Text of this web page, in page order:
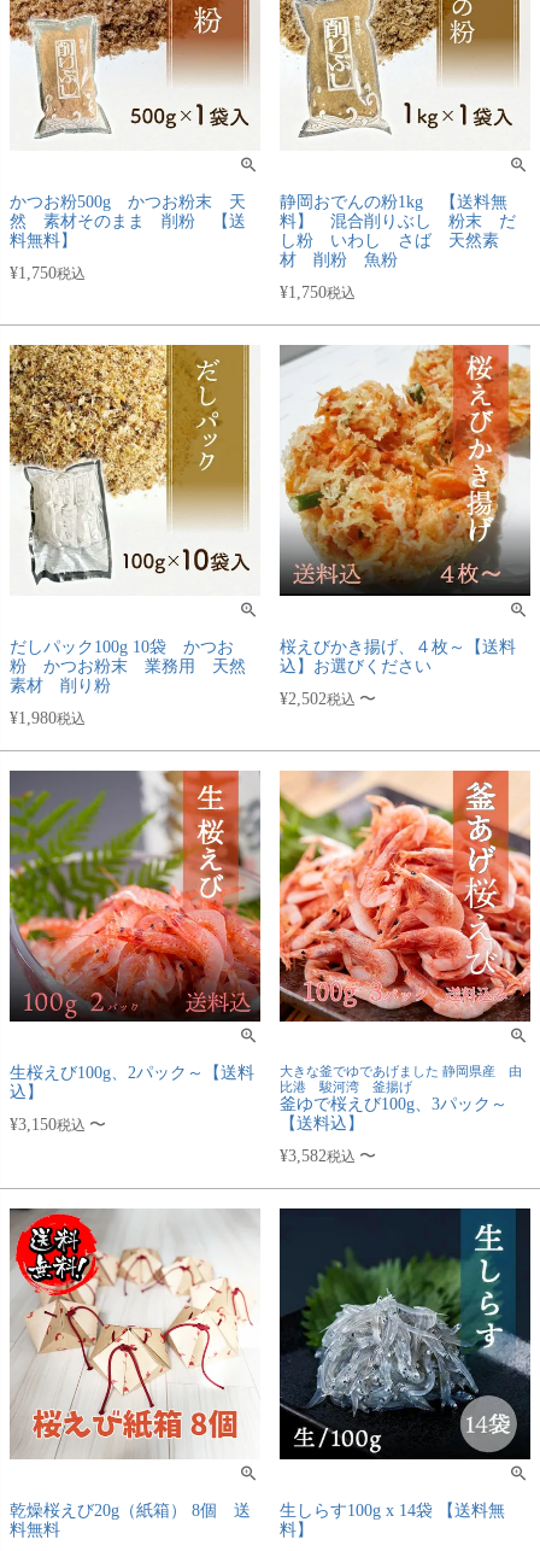
かつお粉500g かつお粉末 天
然 素材そのまま 削粉 【送
料無料】
¥1,750税込
静岡おでんの粉1kg 【送料無
料】 混合削りぶし 粉末 だ
し粉 いわし さば 天然素
材 削粉 魚粉
¥1,750税込
だしパック100g 10袋 かつお
粉 かつお粉末 業務用 天然
素材 削り粉
¥1,980税込
桜えびかき揚げ、４枚～【送料
込】お選びください
¥2,502税込 〜
生桜えび100g、2パック～【送料
込】
¥3,150税込 〜
大きな釜でゆであげました 静岡県産 由
比港 駿河湾 釜揚げ
釜ゆで桜えび100g、3パック～
【送料込】
¥3,582税込 〜
乾燥桜えび20g（紙箱） 8個 送
料無料
生しらす100g x 14袋 【送料無
料】